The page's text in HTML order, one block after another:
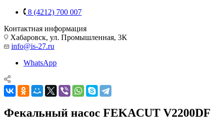
8 (4212) 700 007
Контактная информация
Хабаровск, ул. Промышленная, 3К
info@is-27.ru
WhatsApp
Фекальный насос FEKACUT V2200DF